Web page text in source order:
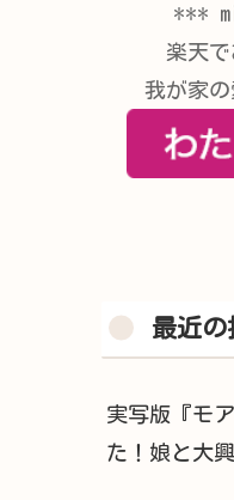
***
楽天
我が家の
最近の
実写版『モ
た！娘と大